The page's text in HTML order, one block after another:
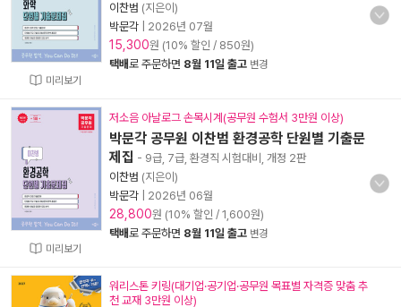
미리보기
이찬범 (지은이)
박문각
2026년 07월
15,300원 (10% 할인 / 850원)
택배로 주문하면 8월 11일 출고 변경
미리보기
저소음 아날로그 손목시계(공무원 수험서 3만원 이상)
박문각 공무원 이찬범 환경공학 단원별 기출문
제집 - 9급, 7급, 환경직 시험대비, 개정 2판
이찬범 (지은이)
박문각
2026년 06월
28,800원 (10% 할인 / 1,600원)
택배로 주문하면 8월 11일 출고 변경
워리스톤 키링(대기업·공기업·공무원 목표별 자격증 맞춤 추
천 교재 3만원 이상)